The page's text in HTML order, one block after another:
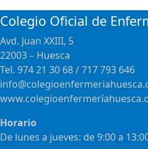
Colegio Oficial de
Avd. Juan XXIII, 5
22003 – Huesca
Tel. 974 21 30 68 / 717 793 646
Horario
De lunes a jueves: de 9:00 a